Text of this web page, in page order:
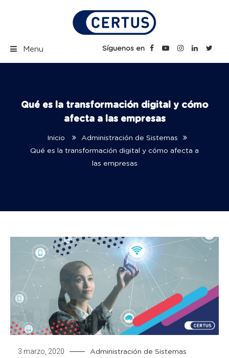
Certus Blog | Carreras
Menu Síguenos en
Qué es la transformación digital y cómo
afecta a las empresas
Inicio
Administración de Sistemas
Qué es la transformación digital y cómo afecta a
las empresas
3 marzo, 2020 Administración de Sistemas